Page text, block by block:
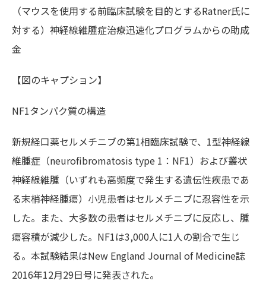
（マウスを使用する前臨床試験を目的とするRatner氏に
対する）神経線維腫症治療迅速化プログラムからの助成
金
【図のキャプション】
NF1タンパク質の構造
新規経口薬セルメチニブの第1相臨床試験で、1型神経線
維腫症（neurofibromatosis type 1：NF1）および叢状
神経線維腫（いずれも高頻度で発生する遺伝性疾患であ
る末梢神経腫瘍）小児患者はセルメチニブに忍容性を示
した。また、大多数の患者はセルメチニブに反応し、腫
瘍容積が減少した。NF1は3,000人に1人の割合で生じ
る。本試験結果はNew England Journal of Medicine誌
2016年12月29日号に発表された。